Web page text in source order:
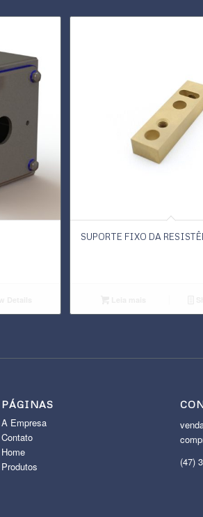
SUPORTE FIXO DA
PÁGINAS
A Empresa
Contato
Home
Produtos
(47)